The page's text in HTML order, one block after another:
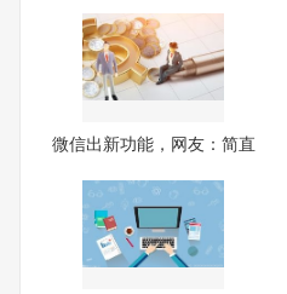
微信出新功能，网友：简直